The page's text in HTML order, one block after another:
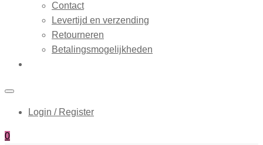
Contact
Levertijd en verzending
Retourneren
Betalingsmogelijkheden
Login / Register
0